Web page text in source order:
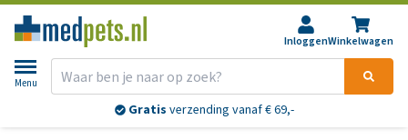
InloggenWinkelwagen
Menu
Gratis verzending vanaf € 69,-